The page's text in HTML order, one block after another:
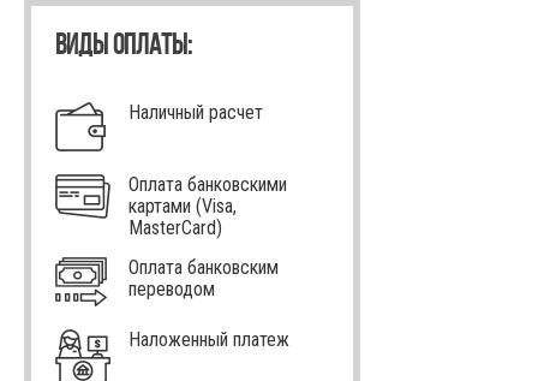
ВИДЫ ОПЛАТЫ:
Наличный расчет
Оплата банковскими
картами (Visa,
MasterCard)
Оплата банковским
переводом
Наложенный платеж